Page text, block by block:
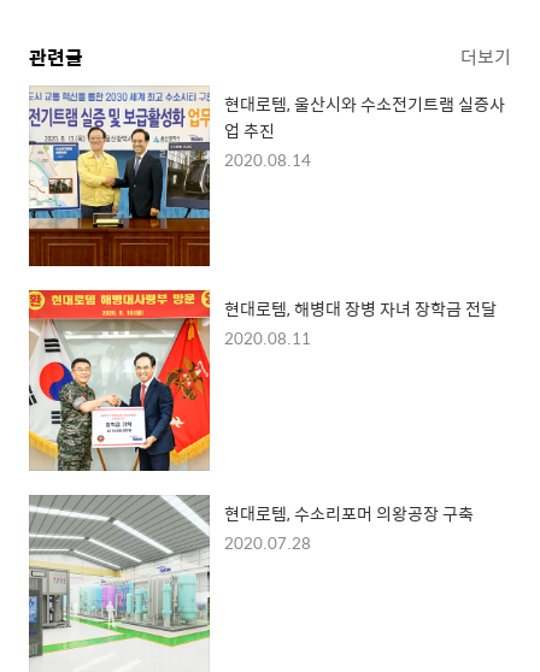
관련글 더보기
현대로템, 울산시와 수소전기트램 실증사
업 추진
2020.08.14
현대로템, 해병대 장병 자녀 장학금 전달
2020.08.11
현대로템, 수소리포머 의왕공장 구축
2020.07.28